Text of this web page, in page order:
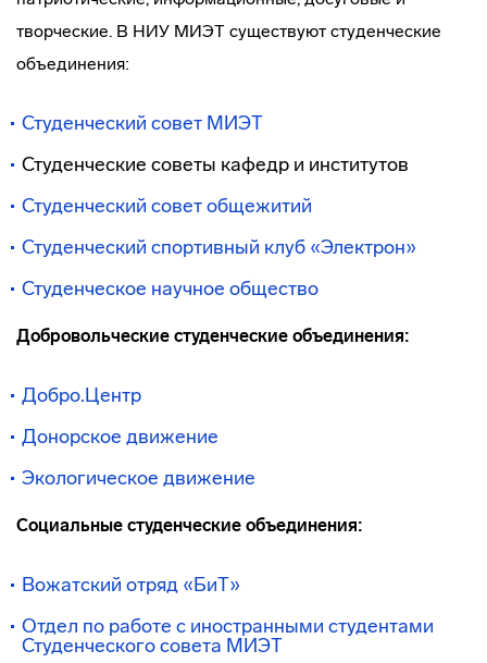
творческие. В НИУ МИЭТ существуют студенческие
объединения:
Студенческий совет МИЭТ
Студенческие советы кафедр и институтов
Студенческий совет общежитий
Студенческий спортивный клуб «Электрон»
Студенческое научное общество
Добровольческие студенческие объединения:
Добро.Центр
Донорское движение
Экологическое движение
Социальные студенческие объединения:
Вожатский отряд «БиТ»
Отдел по работе с иностранными студентами
Студенческого совета МИЭТ